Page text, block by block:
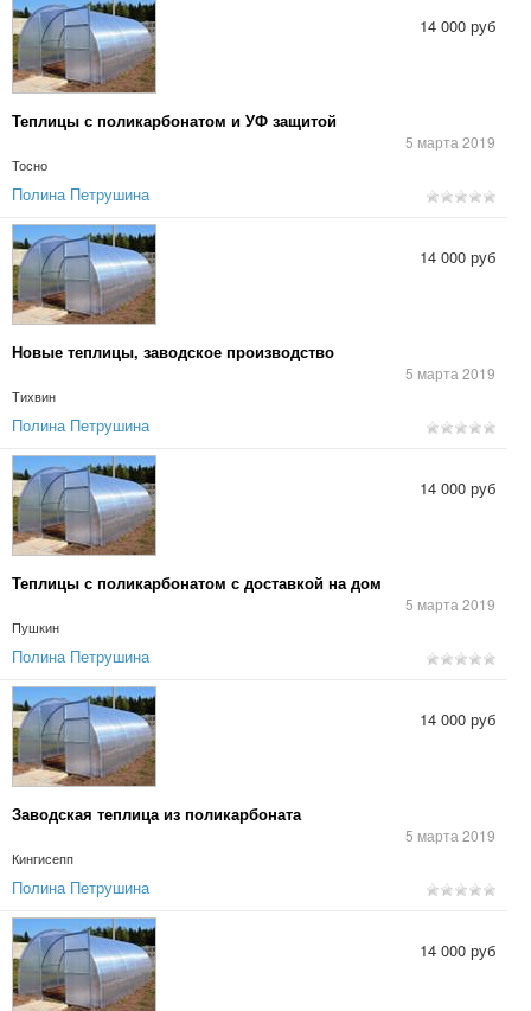
Теплицы с поликарбонатом и УФ защитой
5 марта 2019
Тосно
14 000 руб
Полина Петрушина
Новые теплицы, заводское производство
5 марта 2019
Тихвин
14 000 руб
Полина Петрушина
Теплицы с поликарбонатом с доставкой на дом
5 марта 2019
Пушкин
14 000 руб
Полина Петрушина
Заводская теплица из поликарбоната
5 марта 2019
Кингисепп
14 000 руб
Полина Петрушина
14 000 руб